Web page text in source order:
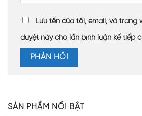
Lưu tên của tôi, email, và trang
duyệt này cho lần bình luận kế tiếp
SẢN PHẨM NỔI BẬT